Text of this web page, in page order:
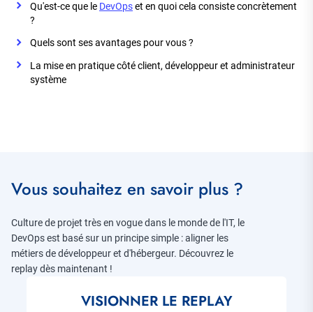
Qu'est-ce que le DevOpset en quoi cela consiste concrètement
?
Quels sont ses avantages pour vous ?
La mise en pratique côté client, développeur et administrateur
système
Vous souhaitez en savoir plus ?
Culture de projet très en vogue dans le monde de l'IT, le
DevOps est basé sur un principe simple : aligner les
métiers de développeur et d'hébergeur. Découvrez le
replay dès maintenant !
VISIONNER LE REPLAY